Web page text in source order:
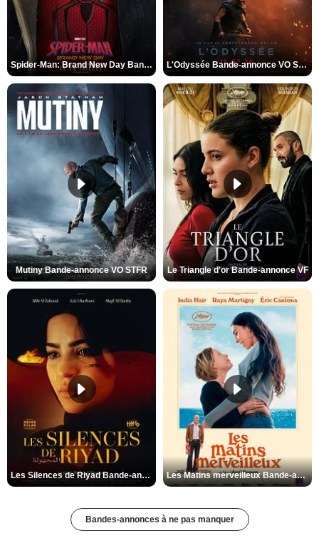
Spider-Man: Brand New Day Bande-annonce VO STFR L'Odyssée Bande-annonce VO STFR
Mutiny Bande-annonce VO STFR Le Triangle d'or Bande-annonce VF
Les Silences de Riyad Bande-annonce VO STFR Les Matins merveilleux Bande-annonce VF
Bandes-annonces à ne pas manquer